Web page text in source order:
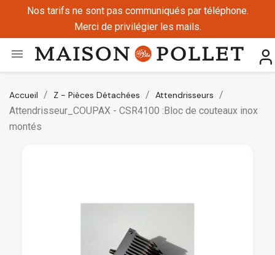
Nos tarifs ne sont pas communiqués par téléphone.
Merci de privilégier les mails.

Accueil Z - Pièces Détachées Attendrisseurs
Attendrisseur_COUPAX - CSR4100 :Bloc de couteaux inox
montés